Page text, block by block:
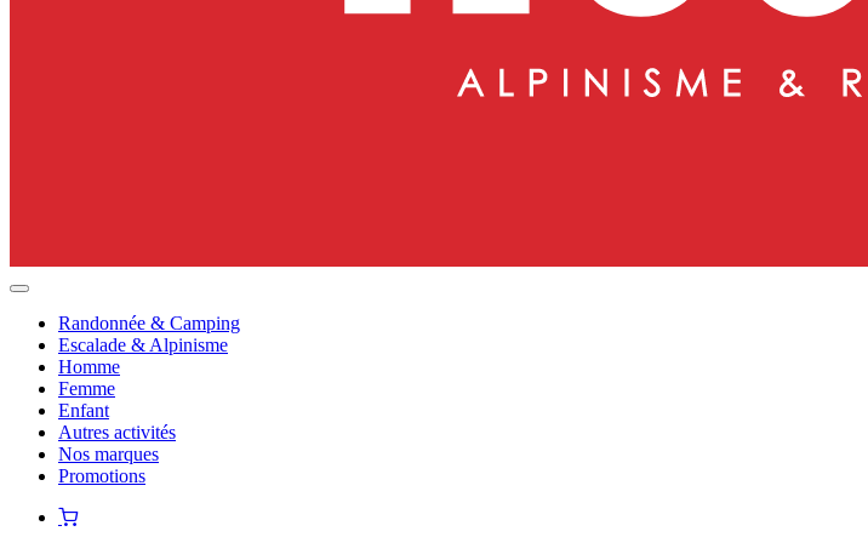
Randonnée & Camping
Escalade & Alpinisme
Homme
Femme
Enfant
Autres activités
Nos marques
Promotions